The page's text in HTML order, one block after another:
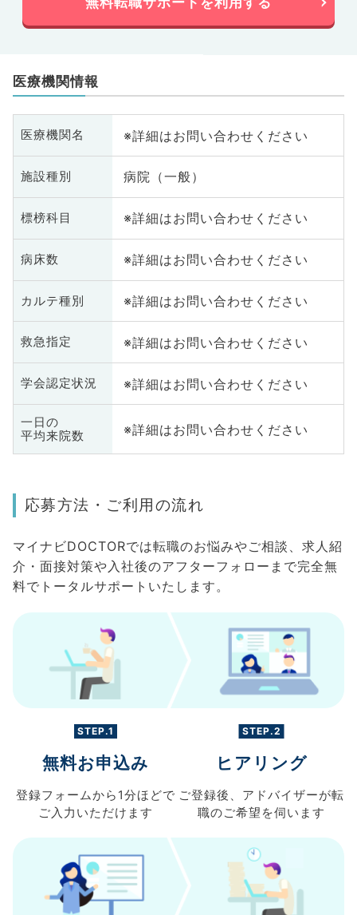
医療機関情報
医療機関名 ※詳細はお問い合わせください
施設種別 病院（一般）
標榜科目 ※詳細はお問い合わせください
病床数 ※詳細はお問い合わせください
カルテ種別 ※詳細はお問い合わせください
救急指定 ※詳細はお問い合わせください
学会認定状況 ※詳細はお問い合わせください
一日の
平均来院数
※詳細はお問い合わせください
応募方法・ご利用の流れ
マイナビDOCTORでは転職のお悩みやご相談、求人紹
介・面接対策や入社後のアフターフォローまで完全無
料でトータルサポートいたします。
STEP.1
無料お申込み
登録フォームから 1分ほどで
ご入力 いただけます
STEP.2
ヒアリング
ご登録後、 アドバイザーが転
職のご希望を伺います